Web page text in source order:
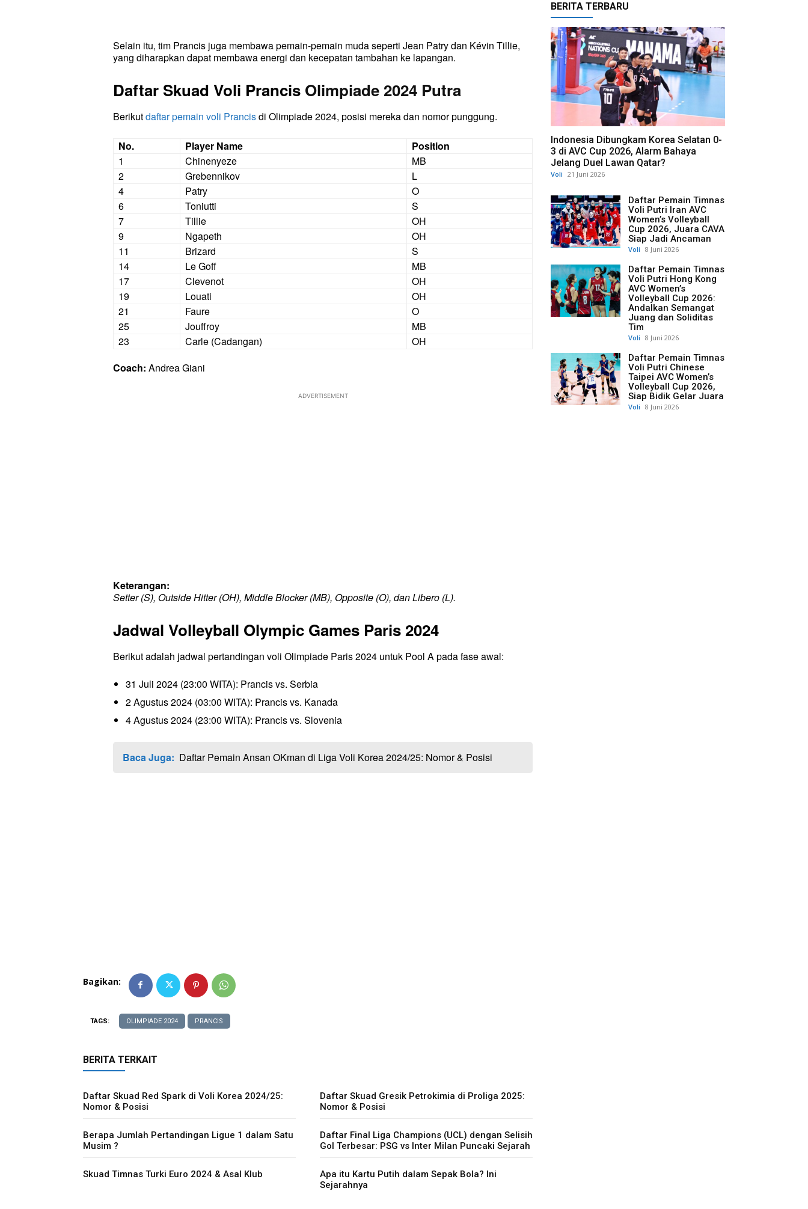
Selain itu, tim Prancis juga membawa pemain-pemain muda seperti Jean Patry dan Kévin Tillie,
yang diharapkan dapat membawa energi dan kecepatan tambahan ke lapangan.
Daftar Skuad Voli Prancis Olimpiade 2024 Putra
Berikutdaftar pemain voli Prancisdi Olimpiade 2024, posisi mereka dan nomor punggung.
No. Player Name
Position
1
Chinenyeze
MB
2
Grebennikov
L
4
Patry
O
6
Toniutti
S
7
Tillie
OH
9
Ngapeth
OH
11
Brizard
S
14
Le Goff
MB
17
Clevenot
OH
19
Louati
OH
21
Faure
O
25
Jouffroy
MB
23
Carle (Cadangan)
OH
Coach: Andrea Giani
ADVERTISEMENT
Keterangan:
Setter (S), Outside Hitter (OH), Middle Blocker (MB), Opposite (O), dan Libero (L).
Jadwal Volleyball Olympic Games Paris 2024
Berikut adalah jadwal pertandingan voli Olimpiade Paris 2024 untuk Pool A pada fase awal:
31 Juli 2024 (23:00 WITA): Prancis vs. Serbia
2 Agustus 2024 (03:00 WITA): Prancis vs. Kanada
4 Agustus 2024 (23:00 WITA): Prancis vs. Slovenia
Baca Juga: Daftar Pemain Ansan OKman di Liga Voli Korea 2024/25: Nomor & Posisi
Bagikan:
TAGS: OLIMPIADE 2024 PRANCIS
BERITA TERKAIT
Daftar Skuad Red Spark di Voli Korea 2024/25:
Nomor & Posisi
Daftar Skuad Gresik Petrokimia di Proliga 2025:
Nomor & Posisi
Berapa Jumlah Pertandingan Ligue 1 dalam Satu
Musim ?
Daftar Final Liga Champions (UCL) dengan Selisih
Gol Terbesar: PSG vs Inter Milan Puncaki Sejarah
Skuad Timnas Turki Euro 2024 & Asal Klub
Apa itu Kartu Putih dalam Sepak Bola? Ini
Sejarahnya
BERITA TERBARU
Indonesia Dibungkam Korea Selatan 0-
3 di AVC Cup 2026, Alarm Bahaya
Jelang Duel Lawan Qatar?
Voli 21 Juni 2026
Daftar Pemain Timnas
Voli Putri Iran AVC
Women’s Volleyball
Cup 2026, Juara CAVA
Siap Jadi Ancaman
Voli 8 Juni 2026
Daftar Pemain Timnas
Voli Putri Hong Kong
AVC Women’s
Volleyball Cup 2026:
Andalkan Semangat
Juang dan Soliditas
Tim
Voli 8 Juni 2026
Daftar Pemain Timnas
Voli Putri Chinese
Taipei AVC Women’s
Volleyball Cup 2026,
Siap Bidik Gelar Juara
Voli 8 Juni 2026